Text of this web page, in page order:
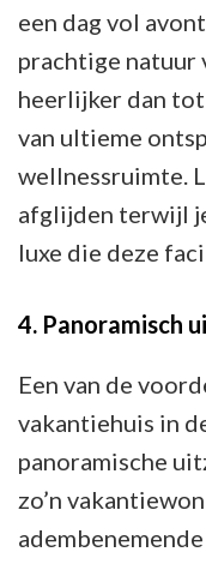
een dag vol
prachtige natuur
heerlijker dan
van ultieme
wellnessruimte.
afglijden terwijl
luxe die deze
4. Panoramisch
Een van de
vakantiehuis in
panoramische
zo’n